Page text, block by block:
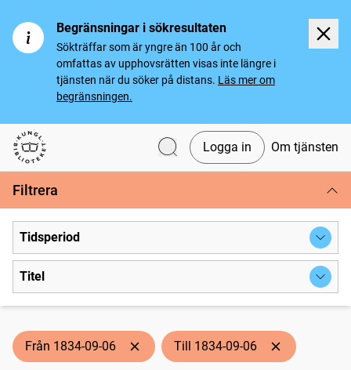
Begränsningar i sökresultaten
Sökträffar som är yngre än 100 år och
omfattas av upphovsrätten visas inte längre i
tjänsten när du söker på distans. Läs mer om
begränsningen.
Svenska tidningar
Logga in Om tjänsten
Filtrera
Tidsperiod
Titel
Från 1834-09-06 Till 1834-09-06